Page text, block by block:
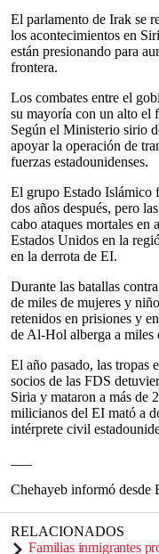
El parlamento de Irak se
los acontecimientos en
están presionando para
frontera.
Los combates entre el
su mayoría con un alto el
Según el Ministerio sirio
apoyar la operación de
fuerzas estadounidenses.
El grupo Estado Islámico
dos años después, pero
cabo ataques mortales en
Estados Unidos en la
en la derrota de EI.
Durante las batallas
de miles de mujeres y
retenidos en prisiones y
de Al-Hol alberga a miles
El año pasado, las tropas
socios de las FDS
Siria y mataron a más de
milicianos del EI mató a
intérprete civil
Chehayeb informó desde
RELACIONADOS
Familias inmigrantes